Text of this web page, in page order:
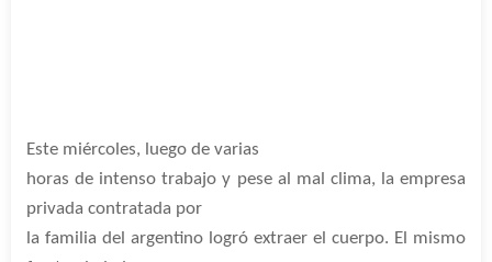
Este miércoles, luego de varias
horas de intenso trabajo y pese al mal clima, la empresa
privada contratada por
la familia del argentino logró extraer el cuerpo. El mismo